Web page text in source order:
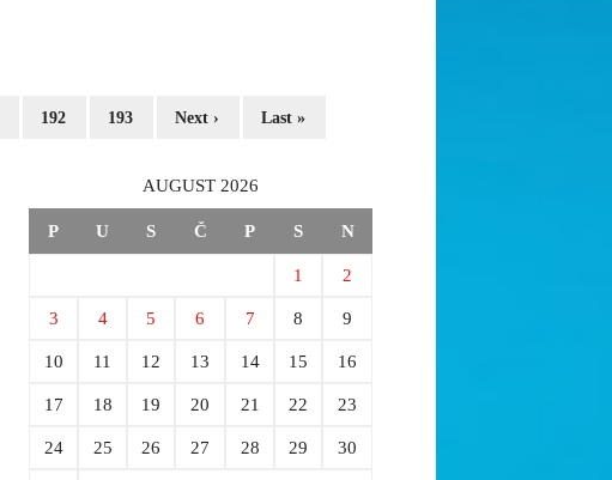
192 193 Next › Last »
AUGUST 2026
P U S Č P S N
1 2
3 4 5 6 7 8 9
10 11 12 13 14 15 16
17 18 19 20 21 22 23
24 25 26 27 28 29 30